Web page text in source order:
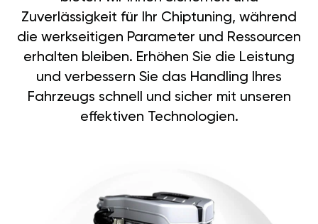
Zuverlässigkeit für Ihr Chiptuning, während
die werkseitigen Parameter und Ressourcen
erhalten bleiben. Erhöhen Sie die Leistung
und verbessern Sie das Handling Ihres
Fahrzeugs schnell und sicher mit unseren
effektiven Technologien.